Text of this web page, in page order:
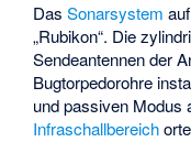
DasSonarsystem
„Rubikon“. Die
Sendeantennen der
Bugtorpedorohre
und passiven Modus
Infraschallbereich